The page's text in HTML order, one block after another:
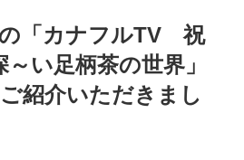
「カナフルTV 祝
い足柄茶の世界」
紹介いただきまし